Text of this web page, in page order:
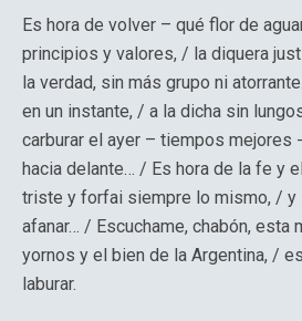
Es hora de volver – qué flor de
principios y valores, / la diquera
la verdad, sin más grupo ni
en un instante, / a la dicha sin
carburar el ayer – tiempos mejores
hacia delante… / Es hora de la fe y
triste y forfai siempre lo mismo, / y
afanar… / Escuchame, chabón, esta
yornos y el bien de la Argentina, /
laburar.